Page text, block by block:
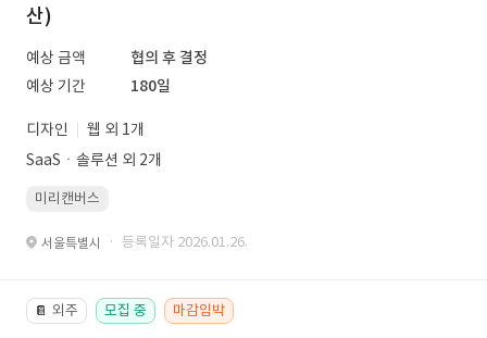
산)
예상 금액
협의 후 결정
예상 기간
180일
디자인
웹 외 1개
SaaSㆍ솔루션 외 2개
미리캔버스
서울특별시 · 등록일자 2026.01.26.
📔 외주 모집 중 마감임박